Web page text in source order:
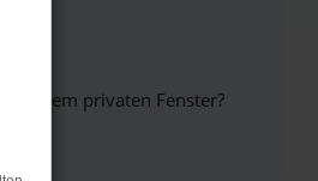
einem privaten Fenster?